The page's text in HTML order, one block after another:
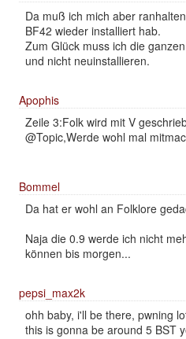
Da muß ich mich aber
BF42 wieder installiert hab.
Zum Glück muss ich die
und nicht neuinstallieren.
Apophis
Zeile 3:Folk wird mit V
@Topic,Werde wohl mal
Bommel
Da hat er wohl an Folklore
Naja die 0.9 werde ich nicht
können bis morgen...
pepsi_max2k
ohh baby, i'll be there, pwning
this is gonna be around 5 BST